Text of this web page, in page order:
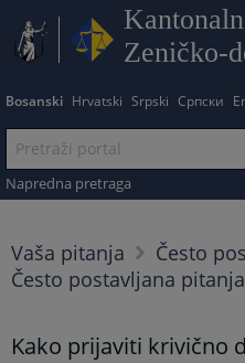
Zeničko-
Bosanski Hrvatski Srpski Српски
Napredna pretraga
Vaša pitanja
Često
Često postavljana pitanja
Kako prijaviti krivično